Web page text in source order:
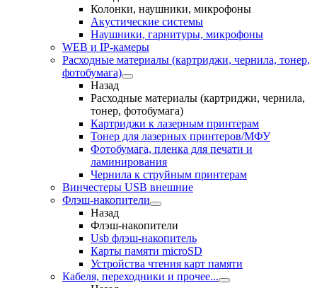
Колонки, наушники, микрофоны
Акустические системы
Наушники, гарнитуры, микрофоны
WEB и IP-камеры
Расходные материалы (картриджи, чернила, тонер,
фотобумага)
Назад
Расходные материалы (картриджи, чернила,
тонер, фотобумага)
Картриджи к лазерным принтерам
Тонер для лазерных принтеров/МФУ
Фотобумага, пленка для печати и
ламинирования
Чернила к струйным принтерам
Винчестеры USB внешние
Флэш-накопители
Назад
Флэш-накопители
Usb флэш-накопитель
Карты памяти microSD
Устройства чтения карт памяти
Кабеля, переходники и прочее...